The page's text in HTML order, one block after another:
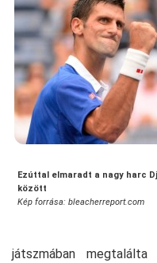
Ezúttal elmaradt a nagy harc
között
Kép forrása: bleacherreport.com
játszmában